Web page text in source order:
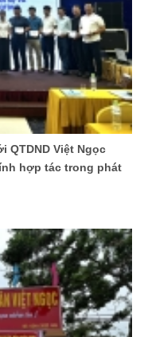
QTDND Việt Ngọc
hợp tác trong phát